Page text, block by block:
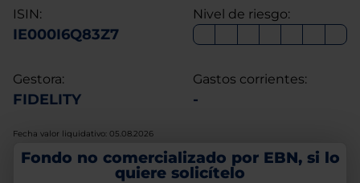
ISIN:
IE000I6Q83Z7
Nivel de riesgo:
Gestora:
FIDELITY
Gastos corrientes:
-
Fecha valor liquidativo: 05.08.2026
Fondo no comercializado por EBN, si lo
quiere solicítelo